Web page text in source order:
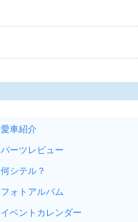
愛車紹介
パーツレビュー
何シテル？
フォトアルバム
イベントカレンダー